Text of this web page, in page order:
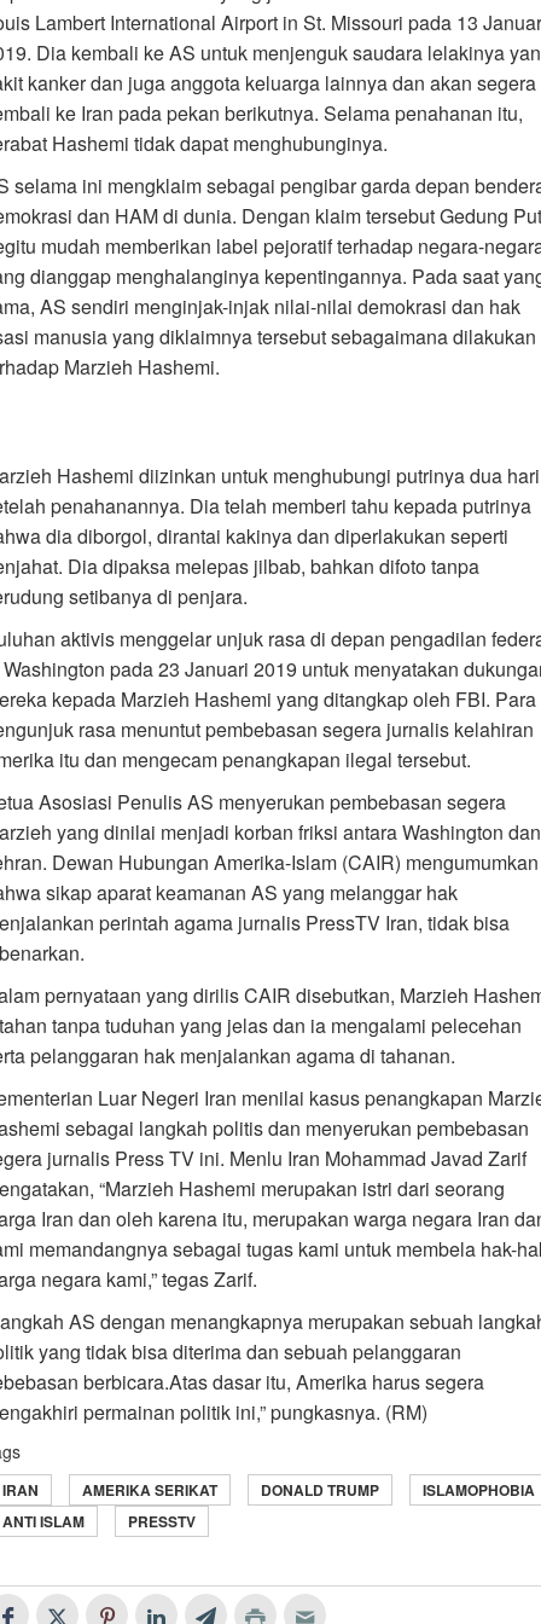
Lambert International Airport in St. Missouri pada 13
Dia kembali ke AS untuk menjenguk saudara lelakinya
kanker dan juga anggota keluarga lainnya dan akan segera
ke Iran pada pekan berikutnya. Selama penahanan itu,
Hashemi tidak dapat menghubunginya.
selama ini mengklaim sebagai pengibar garda depan
dan HAM di dunia. Dengan klaim tersebut Gedung
mudah memberikan label pejoratif terhadap negara-
dianggap menghalanginya kepentingannya. Pada saat
AS sendiri menginjak-injak nilai-nilai demokrasi dan hak
manusia yang diklaimnya tersebut sebagaimana dilakukan
Marzieh Hashemi.
Hashemi diizinkan untuk menghubungi putrinya dua hari
penahanannya. Dia telah memberi tahu kepada putrinya
dia diborgol, dirantai kakinya dan diperlakukan seperti
Dia dipaksa melepas jilbab, bahkan difoto tanpa
setibanya di penjara.
aktivis menggelar unjuk rasa di depan pengadilan
pada 23 Januari 2019 untuk menyatakan
kepada Marzieh Hashemi yang ditangkap oleh FBI. Para
rasa menuntut pembebasan segera jurnalis kelahiran
itu dan mengecam penangkapan ilegal tersebut.
Asosiasi Penulis AS menyerukan pembebasan segera
yang dinilai menjadi korban friksi antara Washington dan
Dewan Hubungan Amerika-Islam (CAIR) mengumumkan
sikap aparat keamanan AS yang melanggar hak
perintah agama jurnalis PressTV Iran, tidak bisa
pernyataan yang dirilis CAIR disebutkan, Marzieh
tanpa tuduhan yang jelas dan ia mengalami pelecehan
pelanggaran hak menjalankan agama di tahanan.
Luar Negeri Iran menilai kasus penangkapan
sebagai langkah politis dan menyerukan pembebasan
jurnalis Press TV ini. Menlu Iran Mohammad Javad Zarif
“Marzieh Hashemi merupakan istri dari seorang
Iran dan oleh karena itu, merupakan warga negara Iran
memandangnya sebagai tugas kami untuk membela hak-
negara kami,” tegas Zarif.
AS dengan menangkapnya merupakan sebuah
yang tidak bisa diterima dan sebuah pelanggaran
berbicara.Atas dasar itu, Amerika harus segera
permainan politik ini,” pungkasnya. (RM)
IRAN AMERIKA SERIKAT DONALD TRUMP
ISLAMOPHOBIA
ANTI ISLAM
PRESSTV